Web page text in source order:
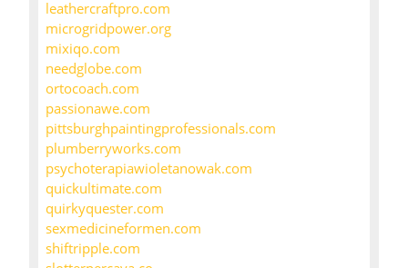
leathercraftpro.com
microgridpower.org
mixiqo.com
needglobe.com
ortocoach.com
passionawe.com
pittsburghpaintingprofessionals.com
plumberryworks.com
psychoterapiawioletanowak.com
quickultimate.com
quirkyquester.com
sexmedicineformen.com
shiftripple.com